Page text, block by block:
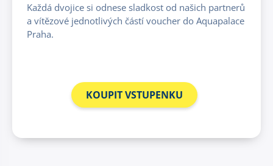
Každá dvojice si odnese sladkost od našich partnerů
a vítězové jednotlivých částí voucher do Aquapalace
Praha.
KOUPIT VSTUPENKU